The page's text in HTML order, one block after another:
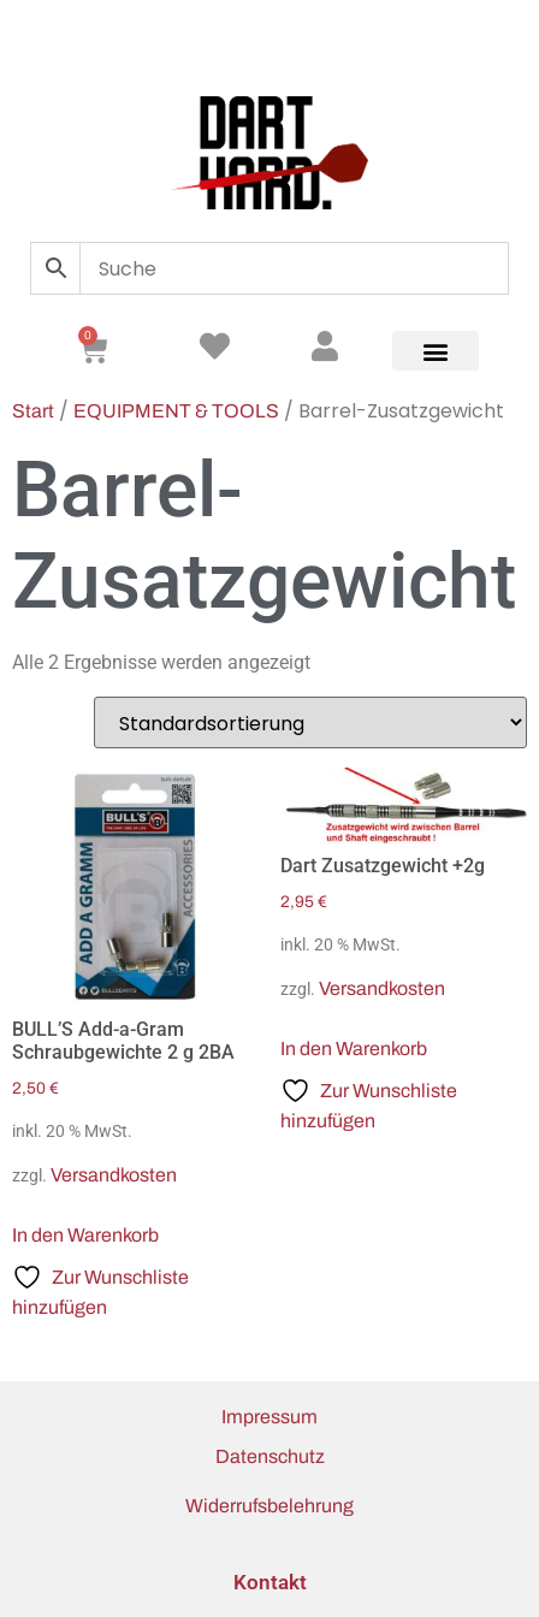
0
Start / EQUIPMENT & TOOLS / Barrel-Zusatzgewicht
Barrel-
Zusatzgewicht
Alle 2 Ergebnisse werden angezeigt
BULL’S Add-a-Gram
Schraubgewichte 2 g 2BA
2,50 €
inkl. 20 % MwSt.
zzgl. Versandkosten
In den Warenkorb
Zur Wunschliste
hinzufügen
Dart Zusatzgewicht +2g
2,95 €
inkl. 20 % MwSt.
zzgl. Versandkosten
In den Warenkorb
Zur Wunschliste
hinzufügen
Impressum
Datenschutz
Widerrufsbelehrung
Kontakt